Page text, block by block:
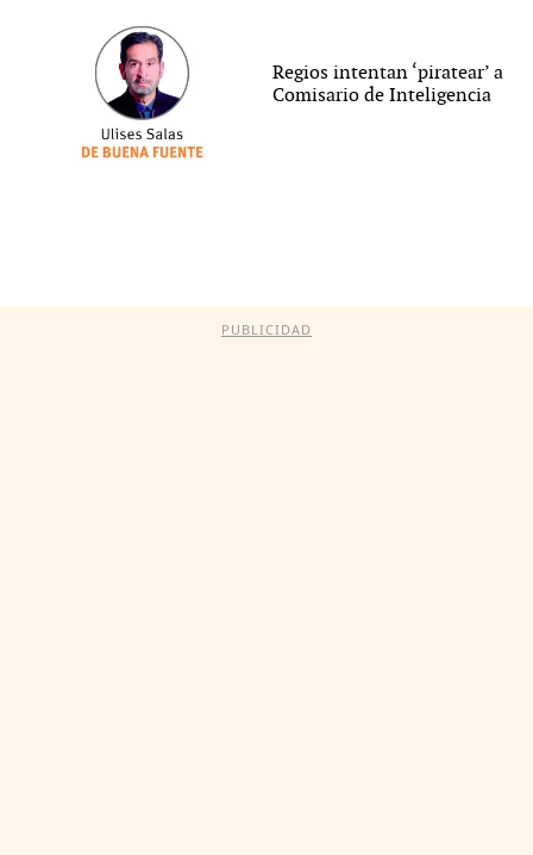
Regios intentan ‘piratear’ a
Comisario de Inteligencia
PUBLICIDAD